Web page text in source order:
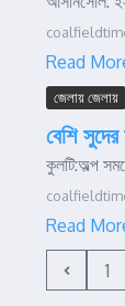
Read
জেলায় জেলায়
বেশি
কুলটি:অল্প
Read
1